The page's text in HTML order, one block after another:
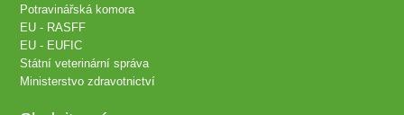
Potravinářská komora
EU - RASFF
EU - EUFIC
Státní veterinární správa
Ministerstvo zdravotnictví